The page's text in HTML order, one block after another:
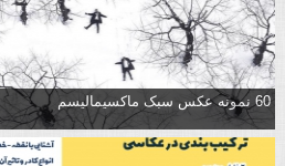
60 نمونه عکس سبک ماکسیمالیسم